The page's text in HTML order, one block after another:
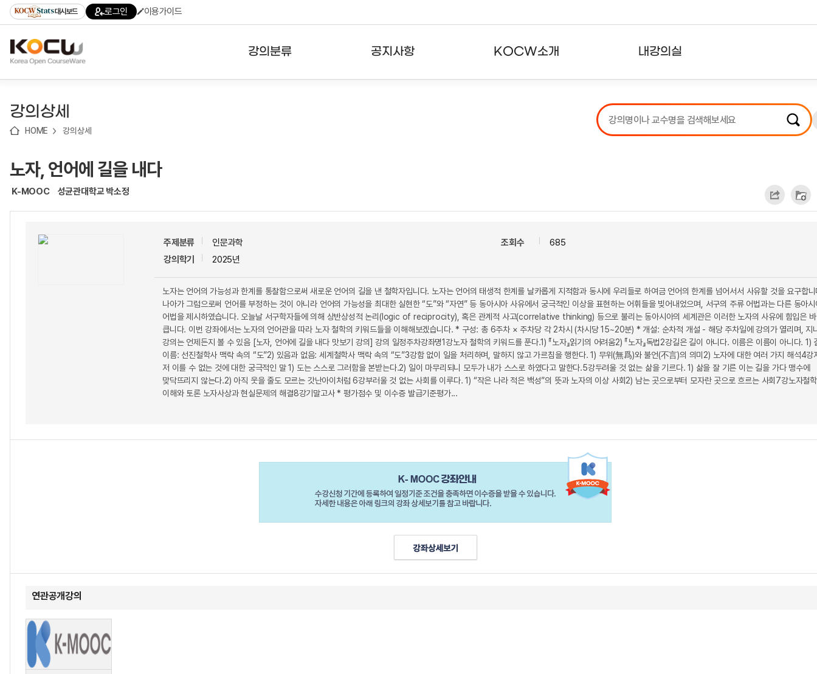
기
기
기
content)
가
대시보드 로그인 이용가이드
강의분류 공지사항 KOCW소개 내강의실
강의리스트
수강확인증강의
강의상세
HOME 강의상세
노자, 언어에 길을 내다
K-MOOC 성균관대학교 박소정
주제분류
인문과학
강의학기
2025년
조회수 685
노자는 언어의 가능성과 한계를 통찰함으로써 새로운 언어의 길을 낸 철학자입니다. 노자는 언어의 태생적 한계를 날카롭게 지적함과 동시에 우리들로 하여금 언어의 한계를 넘어서서 사유할 것을 요구합
나아가 그럼으로써 언어를 부정하는 것이 아니라 언어의 가능성을 최대한 실현한 “도”와 “자연” 등 동아시아 사유에서 궁극적인 이상을 표현하는 어휘들을 빚어내었으며, 서구의 주류 어법과는 다른 동아시
어법을 제시하였습니다. 오늘날 서구학자들에 의해 상반상성적 논리(logic of reciprocity), 혹은 관계적 사고(correlative thinking) 등으로 불리는 동아시아의 세계관은 이러한 노자의 사유에 힘입은 바
큽니다. 이번 강좌에서는 노자의 언어관을 따라 노자 철학의 키워드들을 이해해보겠습니다. * 구성: 총 6주차 × 주차당 각 2차시 (차시당 15~20분) * 개설: 순차적 개설 - 해당 주차일에 강의가 열리며, 지
강의는 언제든지 볼 수 있음 [노자, 언어에 길을 내다 맛보기 강의] 강의 일정주차강좌명1강노자 철학의 키워드를 푼다.1) 『노자』읽기의 어려움2) 『노자』독법2강길은 길이 아니다. 이름은 이름이 아니다. 1)
이름: 선진철학사 맥락 속의 “도”2) 있음과 없음: 세계철학사 맥락 속의 “도”3강함 없이 일을 처리하며, 말하지 않고 가르침을 행한다. 1) 무위(無爲)와 불언(不言)의 의미2) 노자에 대한 여러 가지 해석4강
저 이를 수 없는 것에 대한 궁극적인 말 1) 도는 스스로 그러함을 본받는다.2) 일이 마무리되니 모두가 내가 스스로 하였다고 말한다.5강두려울 것 없는 삶을 기르다. 1) 삶을 잘 기른 이는 길을 가다 맹수에
맞닥뜨리지 않는다.2) 아직 웃을 줄도 모르는 갓난아이처럼 6강부러울 것 없는 사회를 이루다. 1) “작은 나라 적은 백성”의 뜻과 노자의 이상 사회2) 남는 곳으로부터 모자란 곳으로 흐르는 사회7강노자철
이해와 토론 노자사상과 현실문제의 해결8강기말고사 * 평가점수 및 이수증 발급기준평가...
연관공개강의